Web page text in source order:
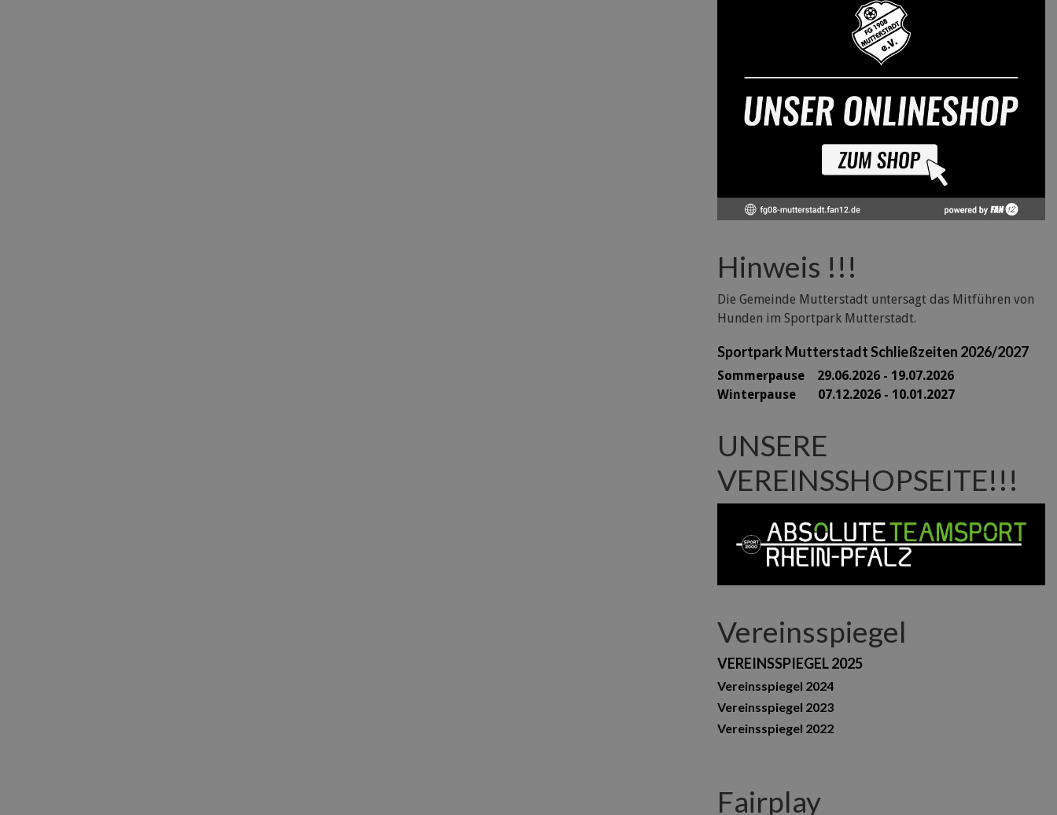
Hinweis !!!
Die Gemeinde Mutterstadt untersagt das Mitführen von
Hunden im Sportpark Mutterstadt.
Sportpark Mutterstadt Schließzeiten 2026/2027
Sommerpause 29.06.2026 - 19.07.2026
Winterpause 07.12.2026 - 10.01.2027
UNSERE
VEREINSSHOPSEITE!!!
Vereinsspiegel
VEREINSSPIEGEL 2025
Vereinsspiegel 2024
Vereinsspiegel 2023
Vereinsspiegel 2022
Fairplay